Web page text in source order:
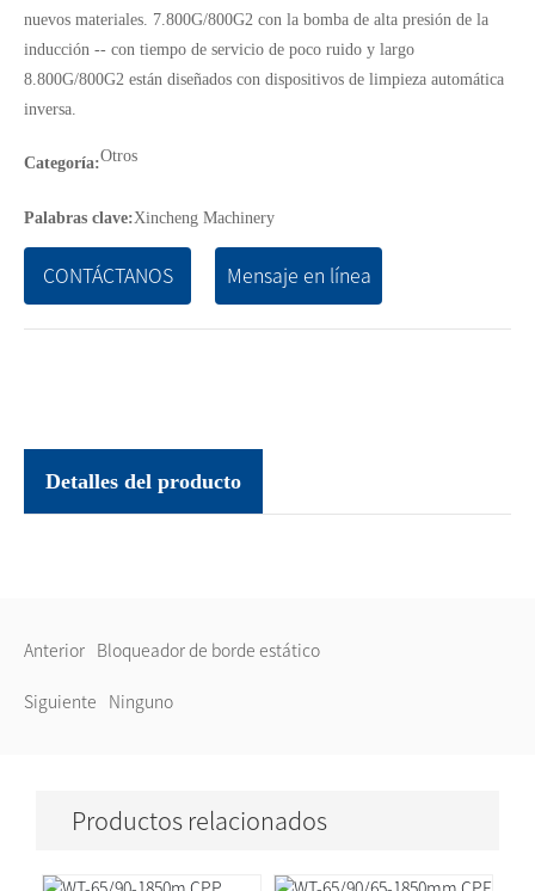
nuevos materiales. 7.800G/800G2 con la bomba de alta presión de la
inducción -- con tiempo de servicio de poco ruido y largo
8.800G/800G2 están diseñados con dispositivos de limpieza automática
inversa.
Categoría:Otros
Palabras clave:Xincheng Machinery
CONTÁCTANOS Mensaje en línea
Detalles del producto
Anterior Bloqueador de borde estático
Siguiente Ninguno
Productos relacionados